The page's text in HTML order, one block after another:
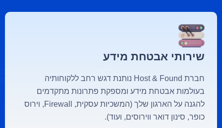
שירותי אבטחת מידע
חברת Host & Found נותנת דגש רחב ללקוחותיה
בעולמות אבטחת מידע ומספקת פתרונות מתקדמים
להגנה על הארגון שלך (המשכיות עסקית, Firewall, וירוס
כופר, סינון דואר ווירוסים, ועוד).